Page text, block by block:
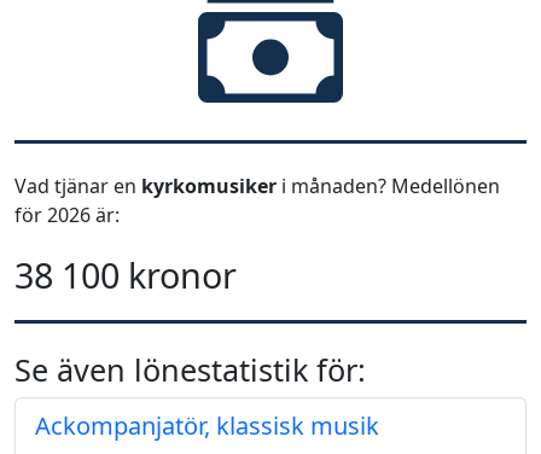
Vad tjänar en kyrkomusiker i månaden? Medellönen
för 2026 är:
38 100 kronor
Se även lönestatistik för:
Ackompanjatör, klassisk musik